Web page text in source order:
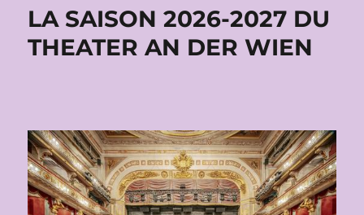
LA SAISON 2026-2027 DU
THEATER AN DER WIEN